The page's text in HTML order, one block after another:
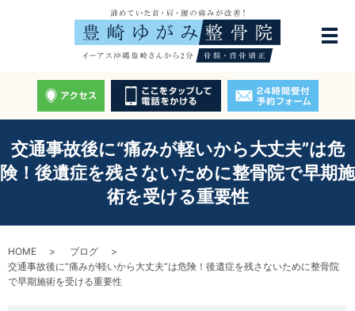
交通事故後に“痛みが軽いから大丈夫”は危
険！後遺症を残さないために整骨院で早期施
術を受ける重要性
HOME
ブログ
交通事故後に“痛みが軽いから大丈夫”は危険！後遺症を残さないために整骨院
で早期施術を受ける重要性